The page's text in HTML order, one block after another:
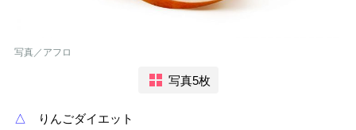
写真／アフロ
写真5枚
△
りんごダイエット